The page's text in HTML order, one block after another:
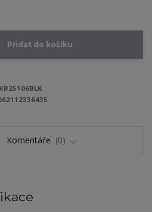
Přidat do košíku
Komentáře 0